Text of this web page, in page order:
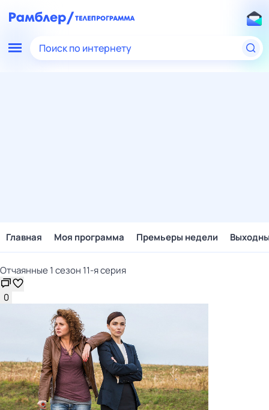
Поиск по интернету
Главная Моя программа Премьеры недели
Отчаянные 1 сезон 11-я серия
0